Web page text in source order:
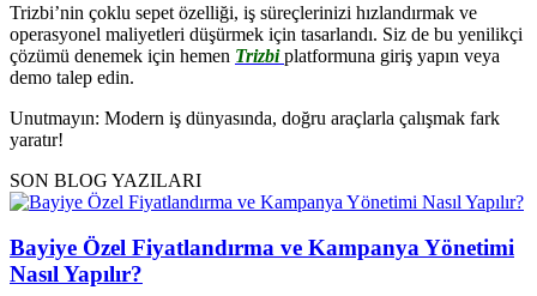
Trizbi’nin çoklu sepet özelliği, iş süreçlerinizi hızlandırmak ve
operasyonel maliyetleri düşürmek için tasarlandı. Siz de bu yenilikçi
çözümü denemek için hemen Trizbiplatformuna giriş yapın veya
demo talep edin.
Unutmayın: Modern iş dünyasında, doğru araçlarla çalışmak fark
yaratır!
SON BLOG YAZILARI
Bayiye Özel Fiyatlandırma ve Kampanya Yönetimi
Nasıl Yapılır?